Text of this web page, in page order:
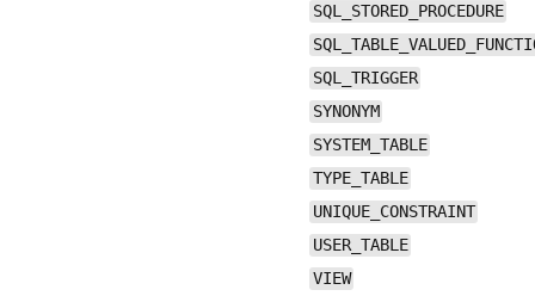
SQL_STORED_PROCEDURE
SQL_TRIGGER
SYNONYM
SYSTEM_TABLE
TYPE_TABLE
UNIQUE_CONSTRAINT
USER_TABLE
VIEW